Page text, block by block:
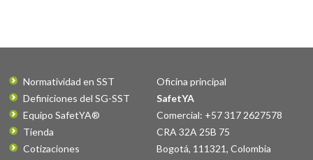
Normatividad en SST
Definiciones del SG-SST
Equipo SafetYA®
Tienda
Cotizaciones
Oficina principal
SafetYA
Comercial: +57 317 2627578
CRA 32A 25B 75
Bogotá, 111321, Colombia